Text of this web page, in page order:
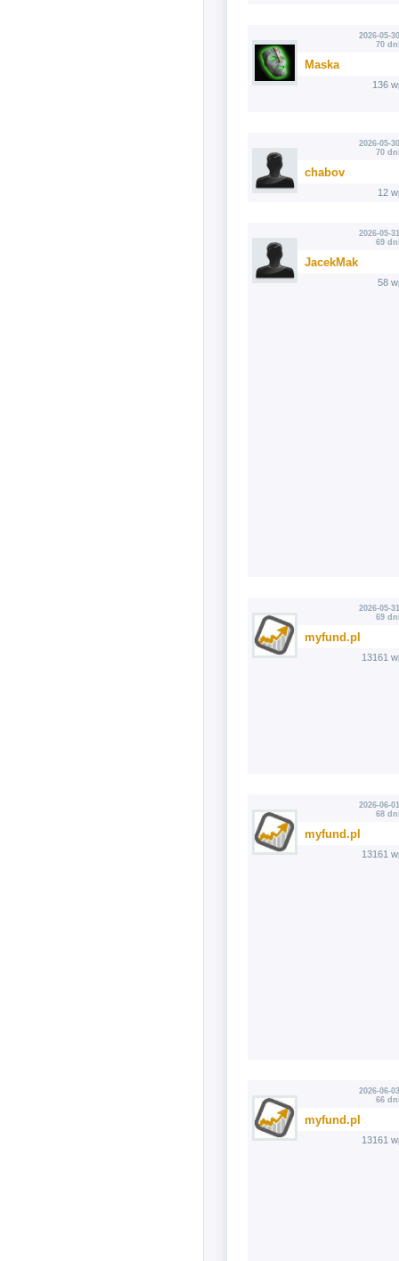
2026-05-
70
Maska
136
2026-05-
70
chabov
12
2026-05-
69
JacekMak
58
2026-05-
69
myfund.pl
13161
2026-06-
68
myfund.pl
13161
2026-06-
66
myfund.pl
13161